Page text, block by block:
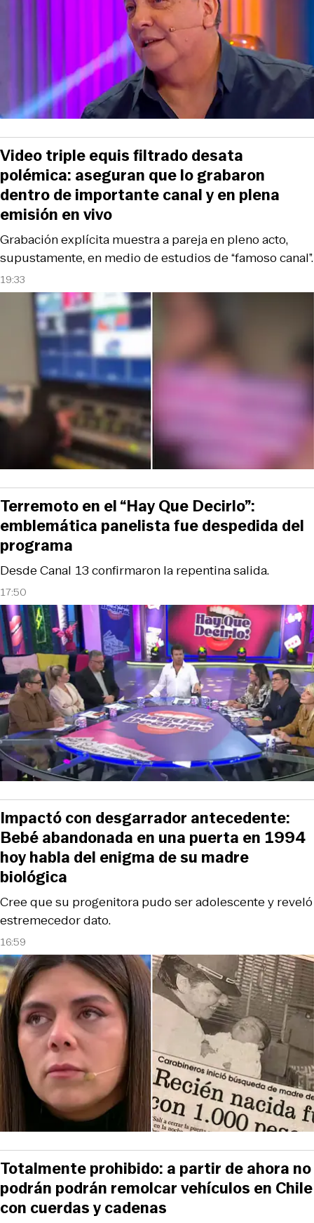
19:33
Grabación explícita muestra a pareja en pleno acto,
supustamente, en medio de estudios de “famoso canal”.
Video triple equis filtrado desata
polémica: aseguran que lo grabaron
dentro de importante canal y en plena
emisión en vivo
17:50
Desde Canal 13 confirmaron la repentina salida.
Terremoto en el “Hay Que Decirlo”:
emblemática panelista fue despedida del
programa
16:59
Cree que su progenitora pudo ser adolescente y reveló
estremecedor dato.
Impactó con desgarrador antecedente:
Bebé abandonada en una puerta en 1994
hoy habla del enigma de su madre
biológica
Totalmente prohibido: a partir de ahora no
podrán podrán remolcar vehículos en Chile
con cuerdas y cadenas